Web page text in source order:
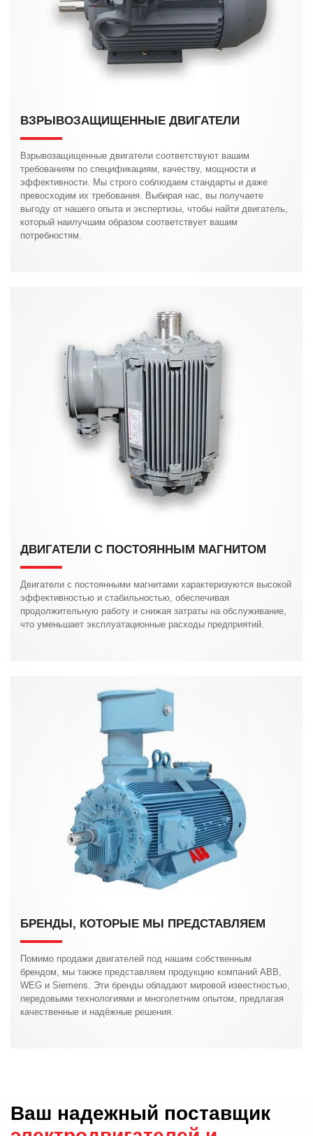
ВЗРЫВОЗАЩИЩЕННЫЕ ДВИГАТЕЛИ
Взрывозащищенные двигатели соответствуют вашим
требованиям по спецификациям, качеству, мощности и
эффективности. Мы строго соблюдаем стандарты и даже
превосходим их требования. Выбирая нас, вы получаете
выгоду от нашего опыта и экспертизы, чтобы найти двигатель,
который наилучшим образом соответствует вашим
потребностям.
ДВИГАТЕЛИ С ПОСТОЯННЫМ МАГНИТОМ
Двигатели с постоянными магнитами характеризуются высокой
эффективностью и стабильностью, обеспечивая
продолжительную работу и снижая затраты на обслуживание,
что уменьшает эксплуатационные расходы предприятий.
БРЕНДЫ, КОТОРЫЕ МЫ ПРЕДСТАВЛЯЕМ
Помимо продажи двигателей под нашим собственным
брендом, мы также представляем продукцию компаний ABB,
WEG и Siemens. Эти бренды обладают мировой известностью,
передовыми технологиями и многолетним опытом, предлагая
качественные и надёжные решения.
Ваш надежный поставщик